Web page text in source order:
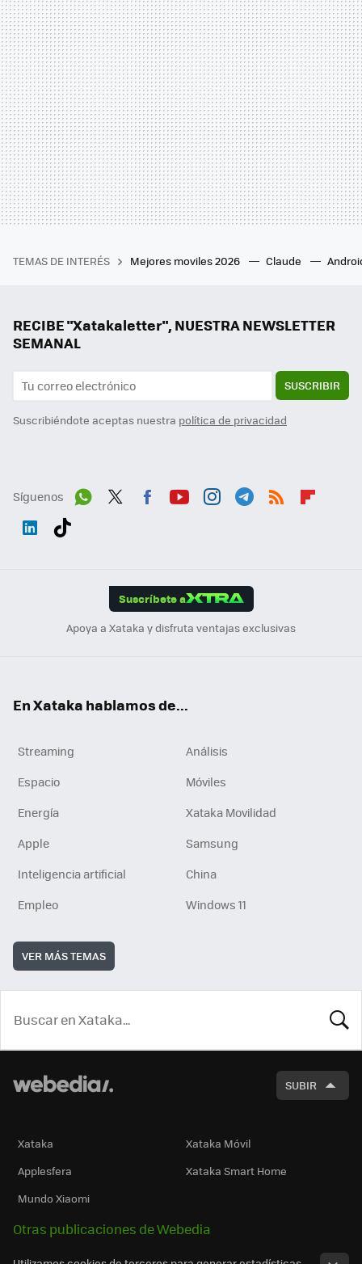
TEMAS DE INTERÉS Mejores moviles 2026 Claude
RECIBE "Xatakaletter", NUESTRA NEWSLETTER
SEMANAL
SUSCRIBIR
Suscribiéndote aceptas nuestra política de privacidad
Síguenos
Suscríbete a
Apoya a Xataka y disfruta ventajas exclusivas
En Xataka hablamos de...
Streaming
Análisis
Espacio
Móviles
Energía
Xataka Movilidad
Apple
Samsung
Inteligencia artificial
China
Empleo
Windows 11
VER MÁS TEMAS
SUBIR
Xataka
Xataka Móvil
Applesfera
Xataka Smart Home
Mundo Xiaomi
Otras publicaciones de Webedia